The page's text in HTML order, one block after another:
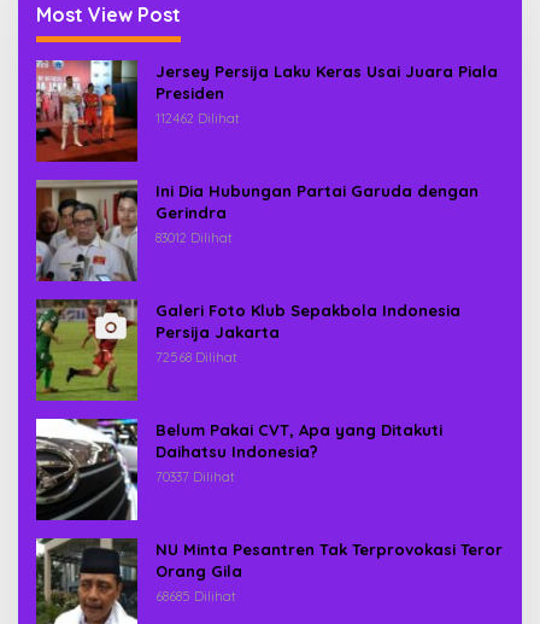
Most View Post
Jersey Persija Laku Keras Usai Juara Piala
Presiden
112462 Dilihat
Ini Dia Hubungan Partai Garuda dengan
Gerindra
83012 Dilihat
Galeri Foto Klub Sepakbola Indonesia
Persija Jakarta
72568 Dilihat
Belum Pakai CVT, Apa yang Ditakuti
Daihatsu Indonesia?
70337 Dilihat
NU Minta Pesantren Tak Terprovokasi Teror
Orang Gila
68685 Dilihat